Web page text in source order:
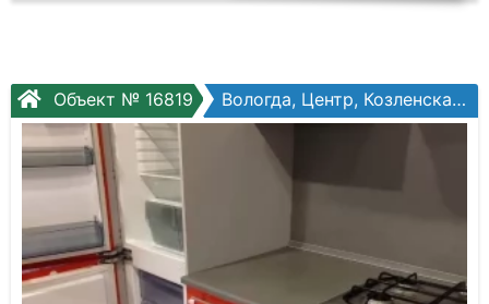
Объект № 16819 Вологда, Центр, Козленская ул, №87